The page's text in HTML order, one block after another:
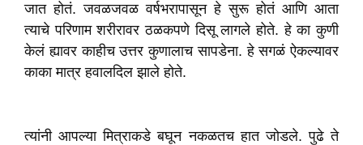
जात होतं. जवळजवळ वर्षभरापासून हे सुरू होतं आणि आता
त्याचे परिणाम शरीरावर ठळकपणे दिसू लागले होते. हे का कुणी
केलं ह्यावर काहीच उत्तर कुणालाच सापडेना. हे सगळं ऐकल्यावर
काका मात्र हवालदिल झाले होते.
त्यांनी आपल्या मित्राकडे बघून नकळतच हात जोडले. पुढे ते